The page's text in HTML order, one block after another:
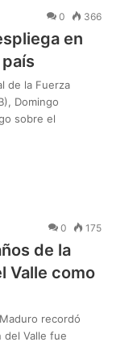
0 366
en
de la Fuerza
Domingo
sobre el
0 175
de la
Valle como
recordó
del Valle fue